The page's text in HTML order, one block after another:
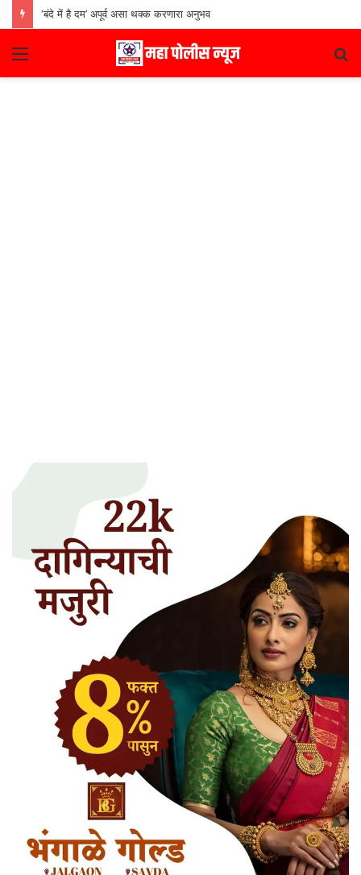
‘बंदे में है दम’ अपूर्व असा थक्क करणारा अनुभव
Menu